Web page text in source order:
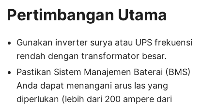
Pertimbangan Utama
Gunakan inverter surya atau UPS frekuensi
rendah dengan transformator besar.
Pastikan Sistem Manajemen Baterai (BMS)
Anda dapat menangani arus las yang
diperlukan (lebih dari 200 ampere dari